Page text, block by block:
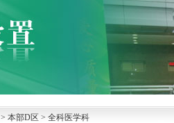
> 本部D区 > 全科医学科